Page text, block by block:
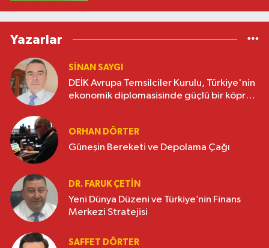
Yazarlar
SINAN SAYGI
DEİK Avrupa Temsilciler Kurulu, Türkiye'nin
ekonomik diplomasisinde güçlü bir köprü
ORHAN DÖRTER
Güneşin Bereketi ve Depolama Çağı
DR. FARUK ÇETİN
Yeni Dünya Düzeni ve Türkiye’nin Finans
Merkezi Stratejisi
SAFFET DÖRTER